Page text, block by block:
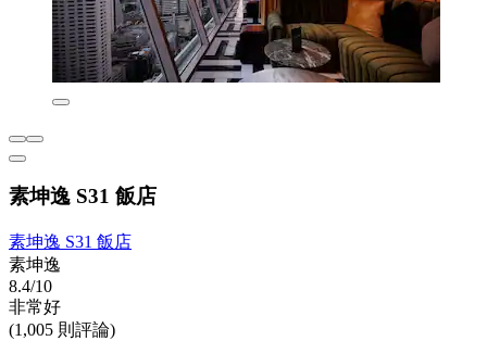
素坤逸 S31 飯店
素坤逸 S31 飯店
素坤逸
8.4/10
非常好
(1,005 則評論)